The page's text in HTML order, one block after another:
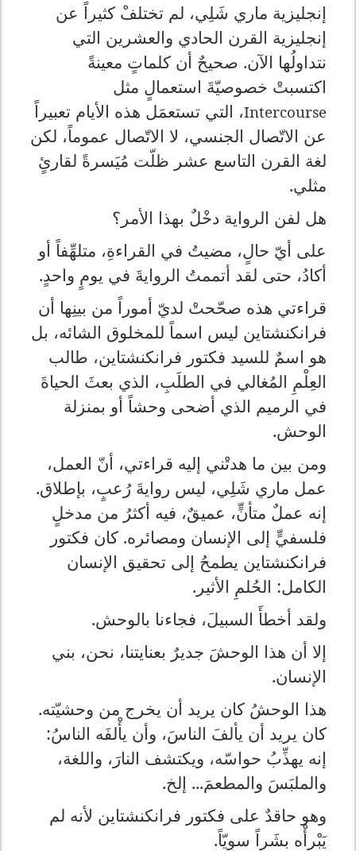
إنجليزية ماري شَلِي، لم تختلفْ كثيراً عن
إنجليزية القرن الحادي والعشرين التي
نتداولُها الآن. صحيحٌ أن كلماتٍ معينةً
اكتسبتْ خصوصيّةَ استعمالٍ مثل
Intercourse، التي تستعمَل هذه الأيام تعبيراً
عن الاتّصال الجنسي، لا الاتّصال عموماً، لكن
لغة القرن التاسع عشر ظلّت مُيَسرةً لقارئٍ
مثلي.
هل لفن الرواية دخْلٌ بهذا الأمر؟
على أيّ حالٍ، مضيتُ في القراءةِ، متلهِّفاً أو
أكادُ، حتى لقد أتممتُ الروايةَ في يومٍ واحدٍ.
قراءتي هذه صحّحتْ لديّ أموراً من بينِها أن
فرانكنشتاين ليس اسماً للمخلوق الشائه، بل
هو اسمٌ للسيد فكتور فرانكنشتاين، طالب
العِلْمِ المُغالي في الطلَبِ، الذي بعثَ الحياةَ
في الرميم الذي أضحى وحشاً أو بمنزلة
الوحش.
ومن بين ما هدتْني إليه قراءتي، أنّ العمل،
عمل ماري شَلِي، ليس روايةَ رُعبٍ، بإطلاق.
إنه عملٌ متأنٍّ، عميقٌ، فيه أكثرُ من مدخلٍ
فلسفيٍّ إلى الإنسان ومصائره. كان فكتور
فرانكنشتاين يطمحُ إلى تحقيق الإنسان
الكامل: الحُلمِ الأثير.
ولقد أخطأَ السبيلَ، فجاءنا بالوحش.
إلا أن هذا الوحشَ جديرٌ بعنايتنا، نحن، بني
الإنسان.
هذا الوحشُ كان يريد أن يخرج من وحشيّته.
كان يريد أن يألفَ الناسَ، وأن يأْلفَه الناسُ:
إنه يهذِّبُ حواسّه، ويكتشف النارَ، واللغة،
والملبَسَ والمطعمَ... إلخ.
وهو حاقدٌ على فكتور فرانكنشتاين لأنه لم
يَبْرأْه بشَراً سوِيّاً.